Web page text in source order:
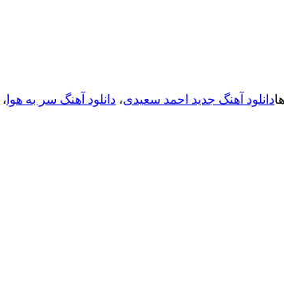
دانلود آهنگ جدید احمد سعیدی، دانلود آهنگ سر به هوا ،